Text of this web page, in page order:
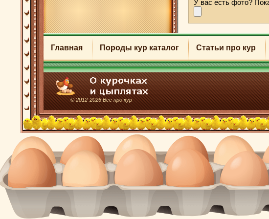
У вас есть фото?
Главная Породы кур каталог Статьи про кур
© 2012-2026 Все про кур